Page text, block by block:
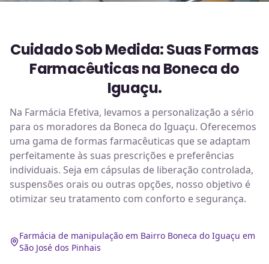
Cuidado Sob Medida: Suas Formas
Farmacêuticas na Boneca do
Iguaçu.
Na Farmácia Efetiva, levamos a personalização a sério
para os moradores da Boneca do Iguaçu. Oferecemos
uma gama de formas farmacêuticas que se adaptam
perfeitamente às suas prescrições e preferências
individuais. Seja em cápsulas de liberação controlada,
suspensões orais ou outras opções, nosso objetivo é
otimizar seu tratamento com conforto e segurança.
Farmácia de manipulação em Bairro Boneca do Iguaçu em
São José dos Pinhais